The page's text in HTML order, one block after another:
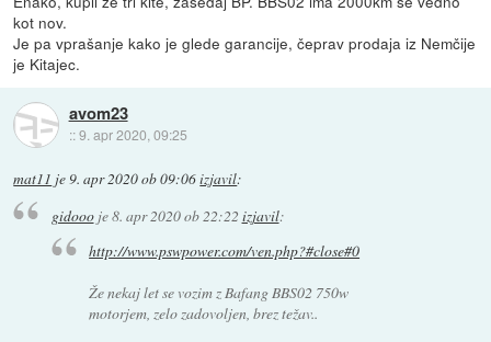
kot nov.
Je pa vprašanje kako je glede garancije, čeprav prodaja iz Nemčije
je Kitajec.
avom23
::9. apr 2020, 09:25
mat11 je9. apr 2020 ob 09:06izjavil:
gidoooje8. apr 2020 ob 22:22 izjavil:
http://www.pswpower.com/ven.php?#close#0
Že nekaj let se vozim z Bafang BBS02 750w
motorjem, zelo zadovoljen, brez težav..